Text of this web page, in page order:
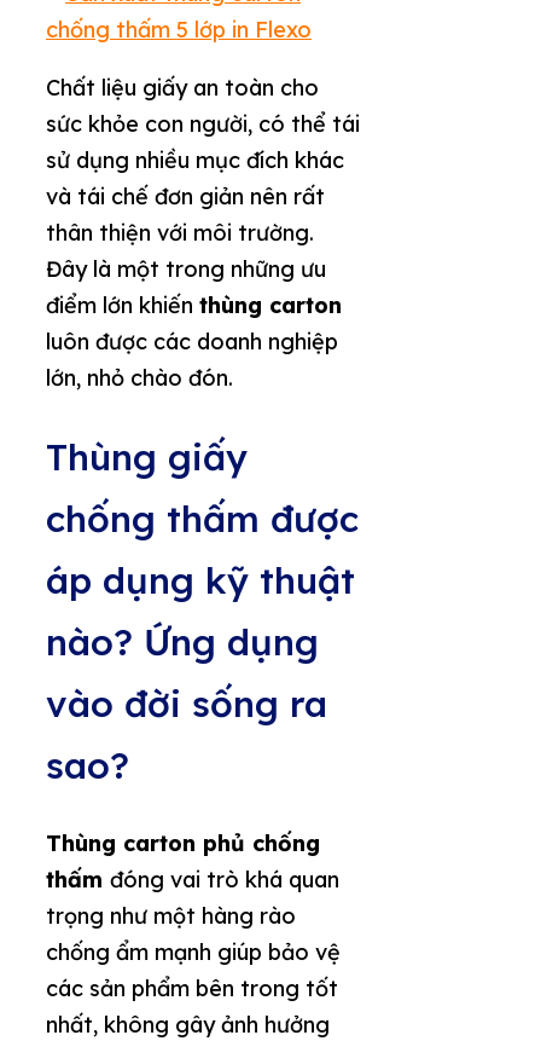
Chất liệu giấy an toàn cho
sức khỏe con người, có thể tái
sử dụng nhiều mục đích khác
và tái chế đơn giản nên rất
thân thiện với môi trường.
Đây là một trong những ưu
điểm lớn khiến thùng carton
luôn được các doanh nghiệp
lớn, nhỏ chào đón.
Thùng giấy
chống thấm được
áp dụng kỹ thuật
nào? Ứng dụng
vào đời sống ra
sao?
Thùng carton phủ chống
thấm đóng vai trò khá quan
trọng như một hàng rào
chống ẩm mạnh giúp bảo vệ
các sản phẩm bên trong tốt
nhất, không gây ảnh hưởng